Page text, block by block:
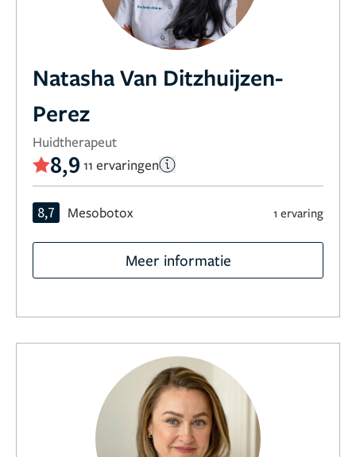
Natasha Van Ditzhuijzen-
Perez
Huidtherapeut
8,9 11 ervaringen
8,7 Mesobotox 1 ervaring
Meer informatie